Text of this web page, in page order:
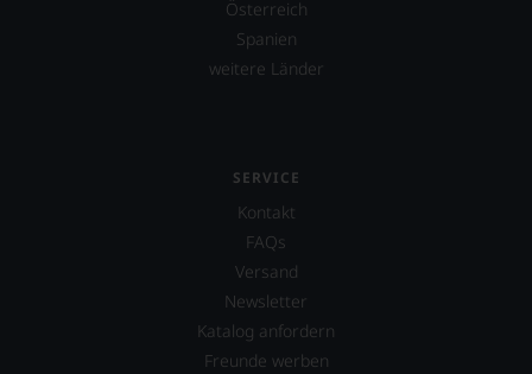
Österreich
Spanien
weitere Länder
SERVICE
Kontakt
FAQs
Versand
Newsletter
Katalog anfordern
Freunde werben